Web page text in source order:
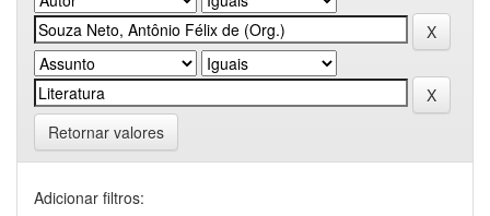
Retornar valores
Adicionar filtros: